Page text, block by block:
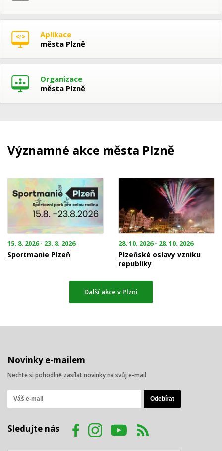
Aplikace
města Plzně
Organizace
města Plzně
Významné akce města Plzně
15. 8. 2026 - 23. 8. 2026
Sportmanie Plzeň
28. 10. 2026 - 28. 10. 2026
Plzeňské oslavy vzniku
republiky
Další akce v Plzni
Novinky e-mailem
Nechte si pohodlně zasílat novinky na svůj e-mail
Sledujte nás